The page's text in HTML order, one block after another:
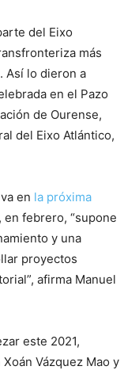
del Eixo
más
Así lo dieron a
en el Pazo
de Ourense,
del Eixo Atlántico,
en la próxima
en febrero, “supone
y una
proyectos
afirma Manuel
este 2021,
Vázquez Mao y